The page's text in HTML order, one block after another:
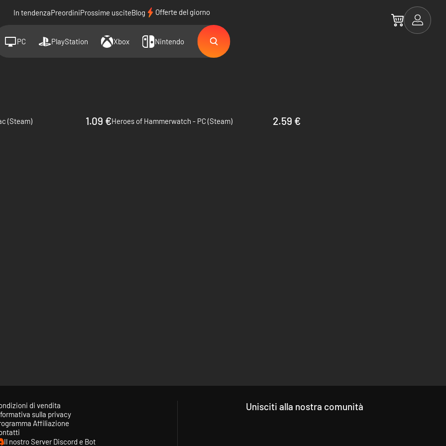
In tendenzaPreordiniProssime usciteBlog Offerte del giorno
PC PlayStation Xbox Nintendo
(Steam)
1.09 €Heroes of Hammerwatch - PC (Steam) 2.59 €
di vendita
sulla privacy
Affiliazione
Il nostro Server Discord e Bot
Unisciti alla nostra comunità